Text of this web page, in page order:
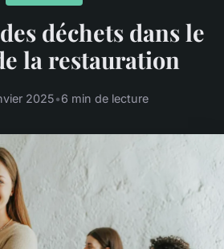
déchets dans le
la restauration
2025•6 min de lecture